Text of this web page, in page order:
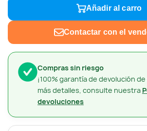
Compras sin riesgo
¡100% garantía de devolución
más detalles, consulte nuestra
devoluciones
Añadir al carro
Contactar con el